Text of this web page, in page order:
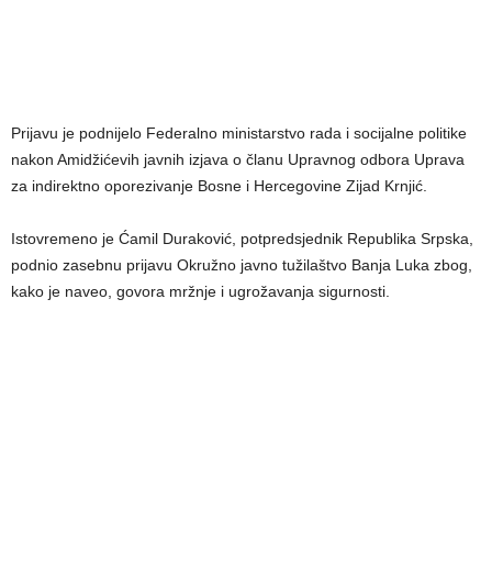
Prijavu je podnijelo Federalno ministarstvo rada i socijalne politike
nakon Amidžićevih javnih izjava o članu Upravnog odbora Uprava
za indirektno oporezivanje Bosne i Hercegovine Zijad Krnjić.
Istovremeno je Ćamil Duraković, potpredsjednik Republika Srpska,
podnio zasebnu prijavu Okružno javno tužilaštvo Banja Luka zbog,
kako je naveo, govora mržnje i ugrožavanja sigurnosti.